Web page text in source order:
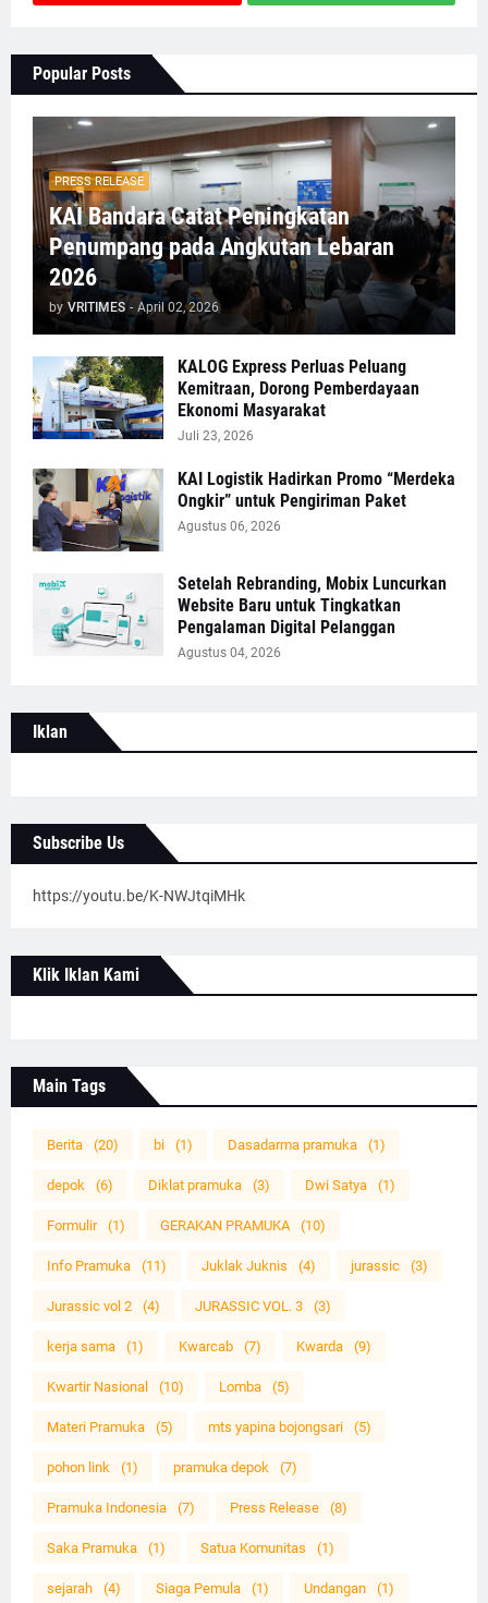
Popular Posts
PRESS RELEASE
KAI Bandara Catat Peningkatan
Penumpang pada Angkutan Lebaran
2026
by VRITIMES - April 02, 2026
KALOG Express Perluas Peluang
Kemitraan, Dorong Pemberdayaan
Ekonomi Masyarakat
Juli 23, 2026
KAI Logistik Hadirkan Promo “Merdeka
Ongkir” untuk Pengiriman Paket
Agustus 06, 2026
Setelah Rebranding, Mobix Luncurkan
Website Baru untuk Tingkatkan
Pengalaman Digital Pelanggan
Agustus 04, 2026
Iklan
Subscribe Us
https://youtu.be/K-NWJtqiMHk
Klik Iklan Kami
Main Tags
Berita (20) bi (1) Dasadarma pramuka (1)
depok (6) Diklat pramuka (3) Dwi Satya (1)
Formulir (1) GERAKAN PRAMUKA (10)
Info Pramuka (11) Juklak Juknis (4) jurassic (3)
Jurassic vol 2 (4) JURASSIC VOL. 3 (3)
kerja sama (1) Kwarcab (7) Kwarda (9)
Kwartir Nasional (10) Lomba (5)
Materi Pramuka (5) mts yapina bojongsari (5)
pohon link (1) pramuka depok (7)
Pramuka Indonesia (7) Press Release (8)
Saka Pramuka (1) Satua Komunitas (1)
sejarah (4) Siaga Pemula (1) Undangan (1)